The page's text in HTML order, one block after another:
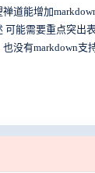
道能增加
可能需要重点突出
没有markdown支